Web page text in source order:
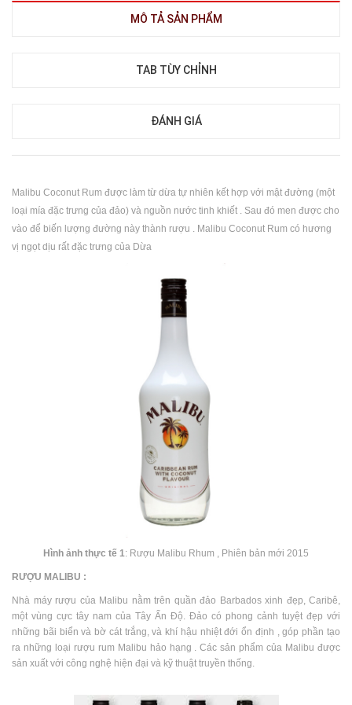
MÔ TẢ SẢN PHẨM
TAB TÙY CHỈNH
ĐÁNH GIÁ
Malibu Coconut Rum được làm từ dừa tự nhiên kết hợp với mật đường (một
loại mía đặc trưng của đảo) và nguồn nước tinh khiết . Sau đó men được cho
vào để biến lượng đường này thành rượu . Malibu Coconut Rum có hương
vị ngọt dịu rất đặc trưng của Dừa
Hình ảnh thực tế 1: Rượu Malibu Rhum , Phiên bản mới 2015
RƯỢU MALIBU :
Nhà máy rượu của Malibu nằm trên quần đảo Barbados xinh đẹp, Caribê,
một vùng cực tây nam của Tây Ấn Độ. Đảo có phong cảnh tuyệt đẹp với
những bãi biển và bờ cát trắng, và khí hậu nhiệt đới ổn định , góp phần tạo
ra những loại rượu rum Malibu hảo hạng . Các sản phẩm của Malibu được
sản xuất với công nghệ hiện đại và kỹ thuật truyền thống.